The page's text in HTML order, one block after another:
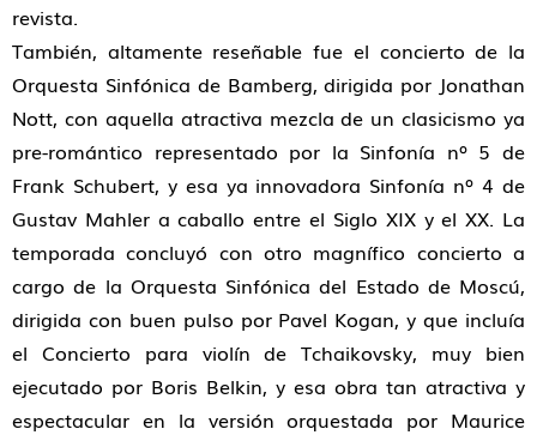
revista.
También, altamente reseñable fue el concierto de la
Orquesta Sinfónica de Bamberg, dirigida por Jonathan
Nott, con aquella atractiva mezcla de un clasicismo ya
pre-romántico representado por la Sinfonía nº 5 de
Frank Schubert, y esa ya innovadora Sinfonía nº 4 de
Gustav Mahler a caballo entre el Siglo XIX y el XX. La
temporada concluyó con otro magnífico concierto a
cargo de la Orquesta Sinfónica del Estado de Moscú,
dirigida con buen pulso por Pavel Kogan, y que incluía
el Concierto para violín de Tchaikovsky, muy bien
ejecutado por Boris Belkin, y esa obra tan atractiva y
espectacular en la versión orquestada por Maurice